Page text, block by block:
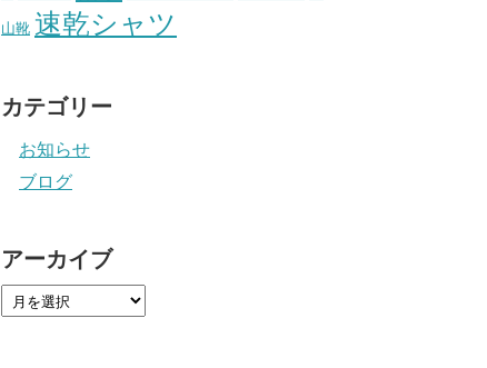
山靴 速乾シャツ
カテゴリー
お知らせ
ブログ
アーカイブ